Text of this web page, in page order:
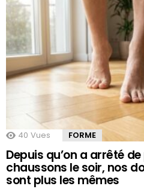
40 Vues FORME
Depuis qu’on a arrêté
chaussons le soir, nos
sont plus les mêmes